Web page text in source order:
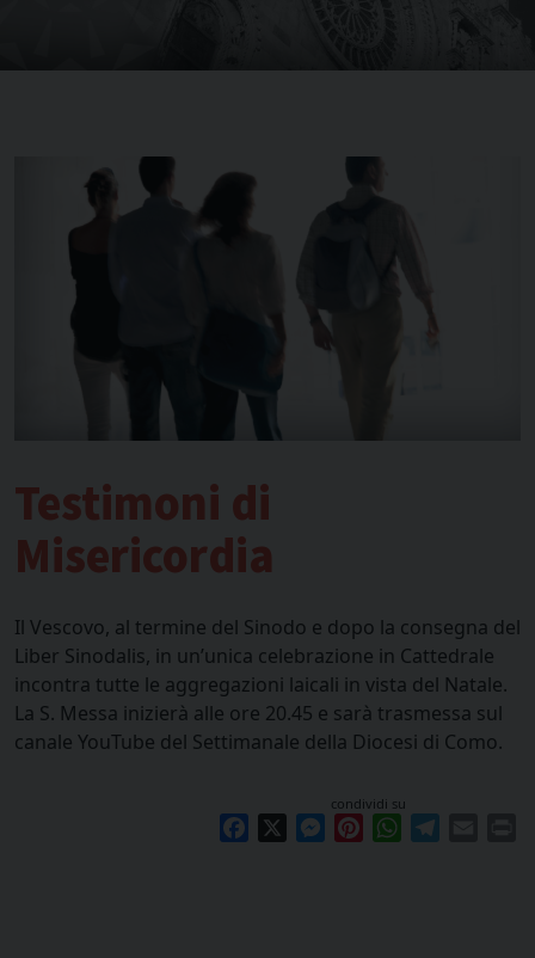
Testimoni di
Misericordia
Il Vescovo, al termine del Sinodo e dopo la consegna del
Liber Sinodalis, in un’unica celebrazione in Cattedrale
incontra tutte le aggregazioni laicali in vista del Natale.
La S. Messa inizierà alle ore 20.45 e sarà trasmessa sul
canale YouTube del Settimanale della Diocesi di Como.
condividi su
Facebook Messenger
PinterestWhatsApp